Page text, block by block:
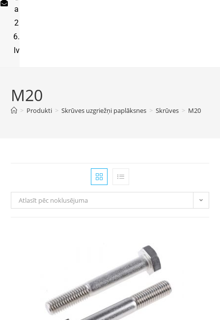
a
2
6.
lv
M20
> Produkti > Skrūves uzgriežņi paplāksnes > Skrūves > M20
Atlasīt pēc noklusējuma